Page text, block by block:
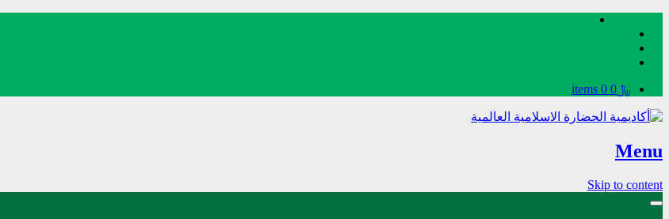
﷼0 0 items
Menu
Skip to content